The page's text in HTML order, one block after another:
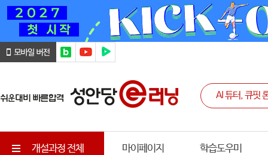
개설과정 전체 마이페이지 학습도우미